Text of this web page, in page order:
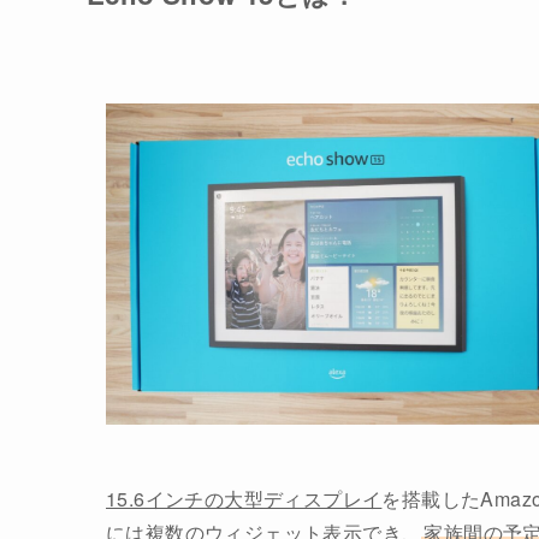
15.6インチの大型ディスプレイ を搭載した
には複数のウィジェット表示でき、家族間の予